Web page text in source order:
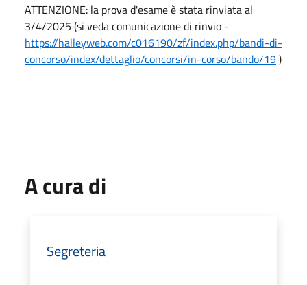
ATTENZIONE: la prova d'esame è stata rinviata al
3/4/2025 (si veda comunicazione di rinvio -
https://halleyweb.com/c016190/zf/index.php/bandi-di-
concorso/index/dettaglio/concorsi/in-corso/bando/19)
A cura di
Segreteria